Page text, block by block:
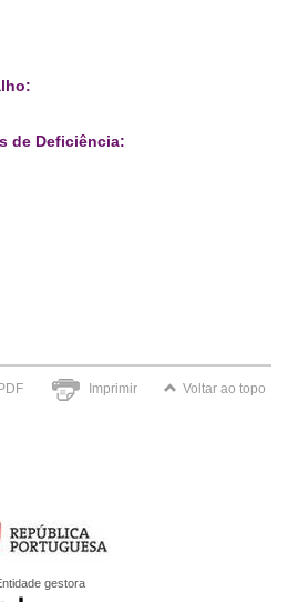
de Deficiência:
Imprimir Voltar ao topo
gestora